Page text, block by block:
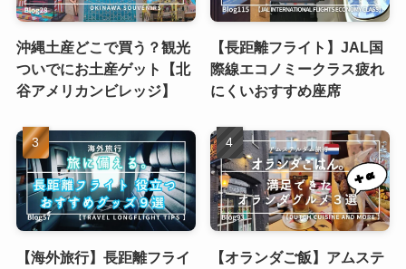
沖縄土産どこで買う？観光
ついでにお土産ゲット【北
谷アメリカンビレッジ】
【長距離フライト】JAL国
際線エコノミークラス疲れ
にくいおすすめ座席
【海外旅行】長距離フライ
【オランダご飯】アムステ